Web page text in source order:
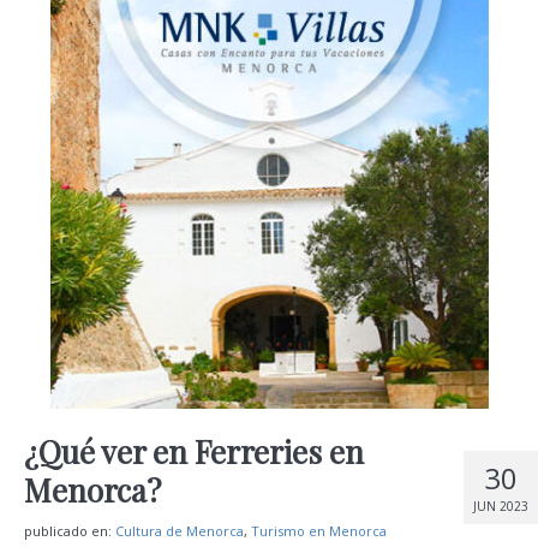
30
JUN 2023
¿Qué ver en Ferreries en
Menorca?
publicado en: Cultura de Menorca, Turismo en Menorca